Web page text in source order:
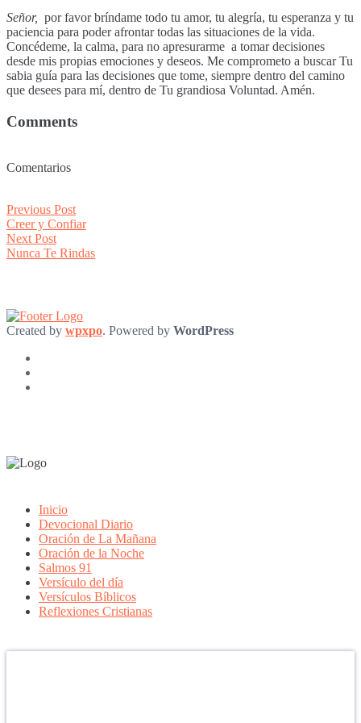
Señor, por favor bríndame todo tu amor, tu alegría, tu esperanza y tu
paciencia para poder afrontar todas las situaciones de la vida.
Concédeme, la calma, para no apresurarme a tomar decisiones
desde mis propias emociones y deseos. Me comprometo a buscar Tu
sabia guía para las decisiones que tome, siempre dentro del camino
que desees para mí, dentro de Tu grandiosa Voluntad. Amén.
Comments
Comentarios
Post
navigation
Previous PostPrevious
post:
Creer y Confiar
Next PostNext
post:
Nunca Te Rindas
Created by wpxpo. Powered by WordPress
Inicio
Devocional Diario
Oración de La Mañana
Oración de la Noche
Salmos 91
Versículo del día
Versículos Bíblicos
Reflexiones Cristianas